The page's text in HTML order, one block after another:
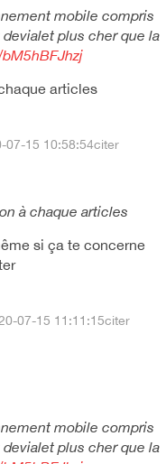
mobile compris
plus cher que la
articles
07-15 10:58:54citer
à chaque articles
si ça te concerne
07-15 11:11:15citer
mobile compris
plus cher que la